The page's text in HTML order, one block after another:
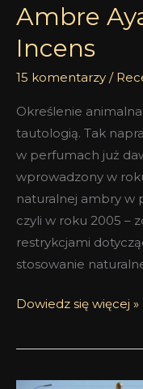
Ambre
Incens
15 komentarzy /
Określenie
tautologią. Tak
w perfumach już
wprowadzony w
naturalnej ambry w
czyli w roku 2005 –
restrykcjami
stosowanie
Dowiedz się więcej »